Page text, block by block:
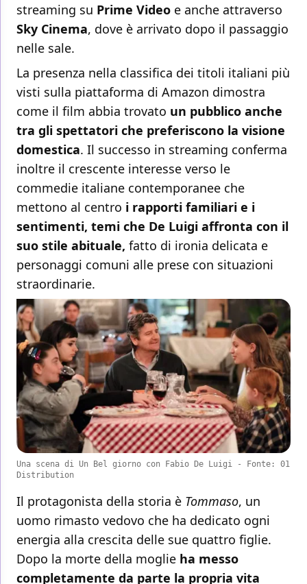
streaming su Prime Video e anche attraverso
Sky Cinema, dove è arrivato dopo il passaggio
nelle sale.
La presenza nella classifica dei titoli italiani più
visti sulla piattaforma di Amazon dimostra
come il film abbia trovato un pubblico anche
tra gli spettatori che preferiscono la visione
domestica. Il successo in streaming conferma
inoltre il crescente interesse verso le
commedie italiane contemporanee che
mettono al centro i rapporti familiari e i
sentimenti, temi che De Luigi affronta con il
suo stile abituale, fatto di ironia delicata e
personaggi comuni alle prese con situazioni
straordinarie.
Una scena di Un Bel giorno con Fabio De Luigi - Fonte: 01
Distribution
Il protagonista della storia è Tommaso, un
uomo rimasto vedovo che ha dedicato ogni
energia alla crescita delle sue quattro figlie.
Dopo la morte della moglie ha messo
completamente da parte la propria vita